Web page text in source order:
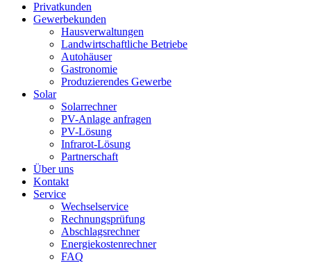
Privatkunden
Gewerbekunden
Hausverwaltungen
Landwirtschaftliche Betriebe
Autohäuser
Gastronomie
Produzierendes Gewerbe
Solar
Solarrechner
PV-Anlage anfragen
PV-Lösung
Infrarot-Lösung
Partnerschaft
Über uns
Kontakt
Service
Wechselservice
Rechnungsprüfung
Abschlagsrechner
Energiekostenrechner
FAQ